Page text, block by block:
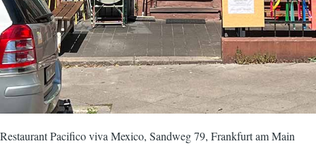
Restaurant Pacifico viva Mexico, Sandweg 79, Frankfurt am Main